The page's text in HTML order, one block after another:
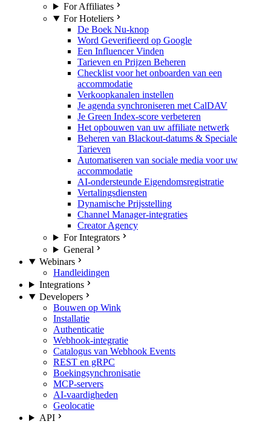
For Affiliates
For Hoteliers
De Boek Nu-knop
Word Geverifieerd op Google
Een Influencer Vinden
Tarieven en Prijzen Beheren
Checklist voor het onboarden van een
accommodatie
Verkoopkanalen instellen
Je agenda synchroniseren met CalDAV
Je Green Index-score verbeteren
Het opbouwen van uw affiliate netwerk
Beheren van Blackout-datums & Speciale
Tarieven
Automatiseren van sociale media voor uw
accommodatie
AI-ondersteunde Eigendomsregistratie
Vertalingsdiensten
Dynamische Prijsstelling
Channel Manager-integraties
Creator Agency
For Integrators
General
Webinars
Handleidingen
Integrations
Developers
Bouwen op Wink
Installatie
Authenticatie
Webhook-integratie
Catalogus van Webhook Events
REST en gRPC
Boekingsynchronisatie
MCP-servers
AI-vaardigheden
Geolocatie
API